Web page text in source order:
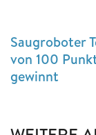
Saugroboter
von 100
gewinnt